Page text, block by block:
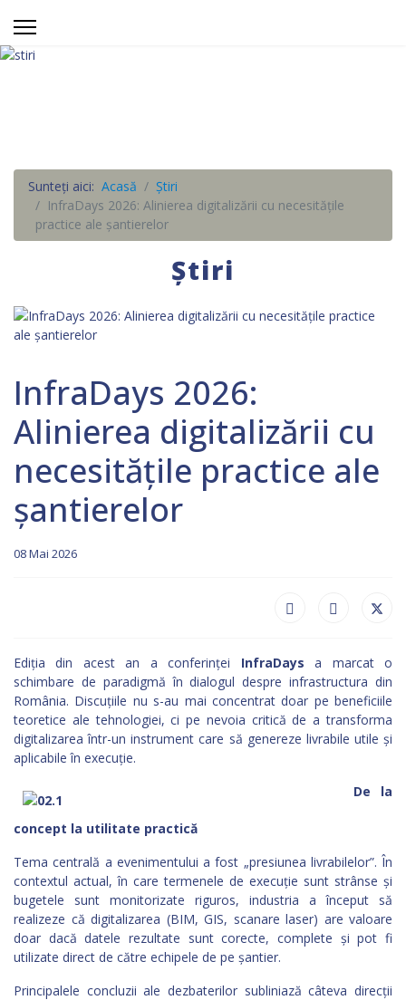
Sunteți aici: Acasă
Știri
InfraDays 2026: Alinierea digitalizării cu necesitățile
practice ale șantierelor
Știri
InfraDays 2026:
Alinierea digitalizării cu
necesitățile practice ale
șantierelor
08 Mai 2026
Ediția din acest an a conferinței InfraDays a marcat o
schimbare de paradigmă în dialogul despre infrastructura din
România. Discuțiile nu s-au mai concentrat doar pe beneficiile
teoretice ale tehnologiei, ci pe nevoia critică de a transforma
digitalizarea într-un instrument care să genereze livrabile utile și
aplicabile în execuție.
De la
concept la utilitate practică
Tema centrală a evenimentului a fost „presiunea livrabilelor”. În
contextul actual, în care termenele de execuție sunt strânse și
bugetele sunt monitorizate riguros, industria a început să
realizeze că digitalizarea (BIM, GIS, scanare laser) are valoare
doar dacă datele rezultate sunt corecte, complete și pot fi
utilizate direct de către echipele de pe șantier.
Principalele concluzii ale dezbaterilor subliniază câteva direcții